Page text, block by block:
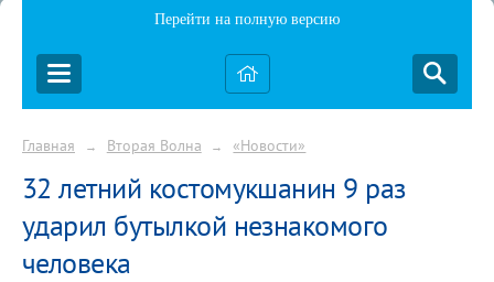
Перейти на полную версию
Главная → Вторая Волна → «Новости»
32 летний костомукшанин 9 раз
ударил бутылкой незнакомого
человека